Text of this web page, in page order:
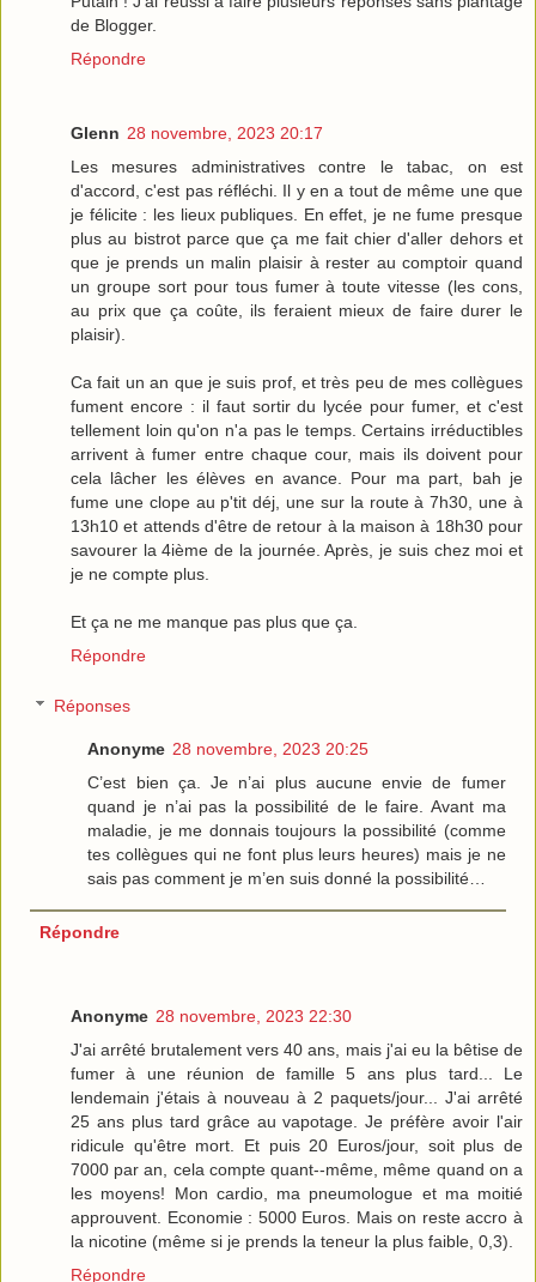
de Blogger.
Répondre
Glenn 28 novembre, 2023 20:17
Les mesures administratives contre le tabac, on est
d'accord, c'est pas réfléchi. Il y en a tout de même une que
je félicite : les lieux publiques. En effet, je ne fume presque
plus au bistrot parce que ça me fait chier d'aller dehors et
que je prends un malin plaisir à rester au comptoir quand
un groupe sort pour tous fumer à toute vitesse (les cons,
au prix que ça coûte, ils feraient mieux de faire durer le
plaisir).
Ca fait un an que je suis prof, et très peu de mes collègues
fument encore : il faut sortir du lycée pour fumer, et c'est
tellement loin qu'on n'a pas le temps. Certains irréductibles
arrivent à fumer entre chaque cour, mais ils doivent pour
cela lâcher les élèves en avance. Pour ma part, bah je
fume une clope au p'tit déj, une sur la route à 7h30, une à
13h10 et attends d'être de retour à la maison à 18h30 pour
savourer la 4ième de la journée. Après, je suis chez moi et
je ne compte plus.
Et ça ne me manque pas plus que ça.
Répondre
Réponses
Anonyme 28 novembre, 2023 20:25
C’est bien ça. Je n’ai plus aucune envie de fumer
quand je n’ai pas la possibilité de le faire. Avant ma
maladie, je me donnais toujours la possibilité (comme
tes collègues qui ne font plus leurs heures) mais je ne
sais pas comment je m’en suis donné la possibilité…
Répondre
Anonyme 28 novembre, 2023 22:30
J'ai arrêté brutalement vers 40 ans, mais j'ai eu la bêtise de
fumer à une réunion de famille 5 ans plus tard... Le
lendemain j'étais à nouveau à 2 paquets/jour... J'ai arrêté
25 ans plus tard grâce au vapotage. Je préfère avoir l'air
ridicule qu'être mort. Et puis 20 Euros/jour, soit plus de
7000 par an, cela compte quant--même, même quand on a
les moyens! Mon cardio, ma pneumologue et ma moitié
approuvent. Economie : 5000 Euros. Mais on reste accro à
la nicotine (même si je prends la teneur la plus faible, 0,3).
Répondre